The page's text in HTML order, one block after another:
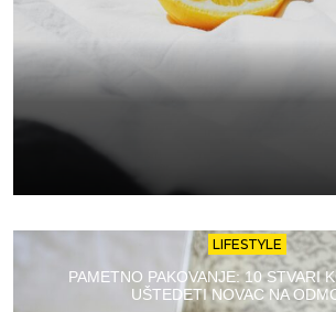
LIFESTYLE
PAMETNO PAKOVANJE: 10 STVARI
UŠTEDETI NOVAC NA